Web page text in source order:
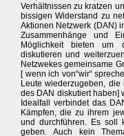
Verhältnissen zu kratzen
bissigen Widerstand zu
Aktionen Netzwerk (DAN)
Zusammenhänge und
Möglichkeit bieten um
diskutieren und
Netzwekes gemeinsame
[ wenn ich von“wir“
Leute wiederzugeben, die
des DAN diskutiert haben]
Idealfall verbindet das
Kämpfen, die zu ihrem
und durchführen. Es soll
geben. Auch kein